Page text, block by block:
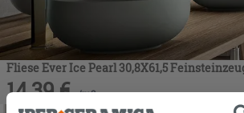
Fliese Ever Ice Pearl 30,8X61,5
14,39€ /m2